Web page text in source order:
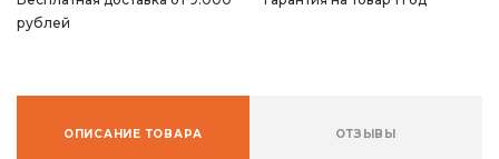
рублей
ОПИСАНИЕ ТОВАРА ОТЗЫВЫ